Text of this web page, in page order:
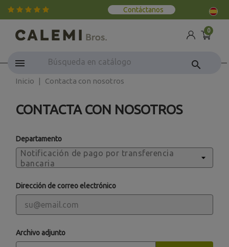
Contáctanos
0
search
Inicio Contacta con nosotros
CONTACTA CON NOSOTROS
Departamento
Dirección de correo electrónico
Archivo adjunto